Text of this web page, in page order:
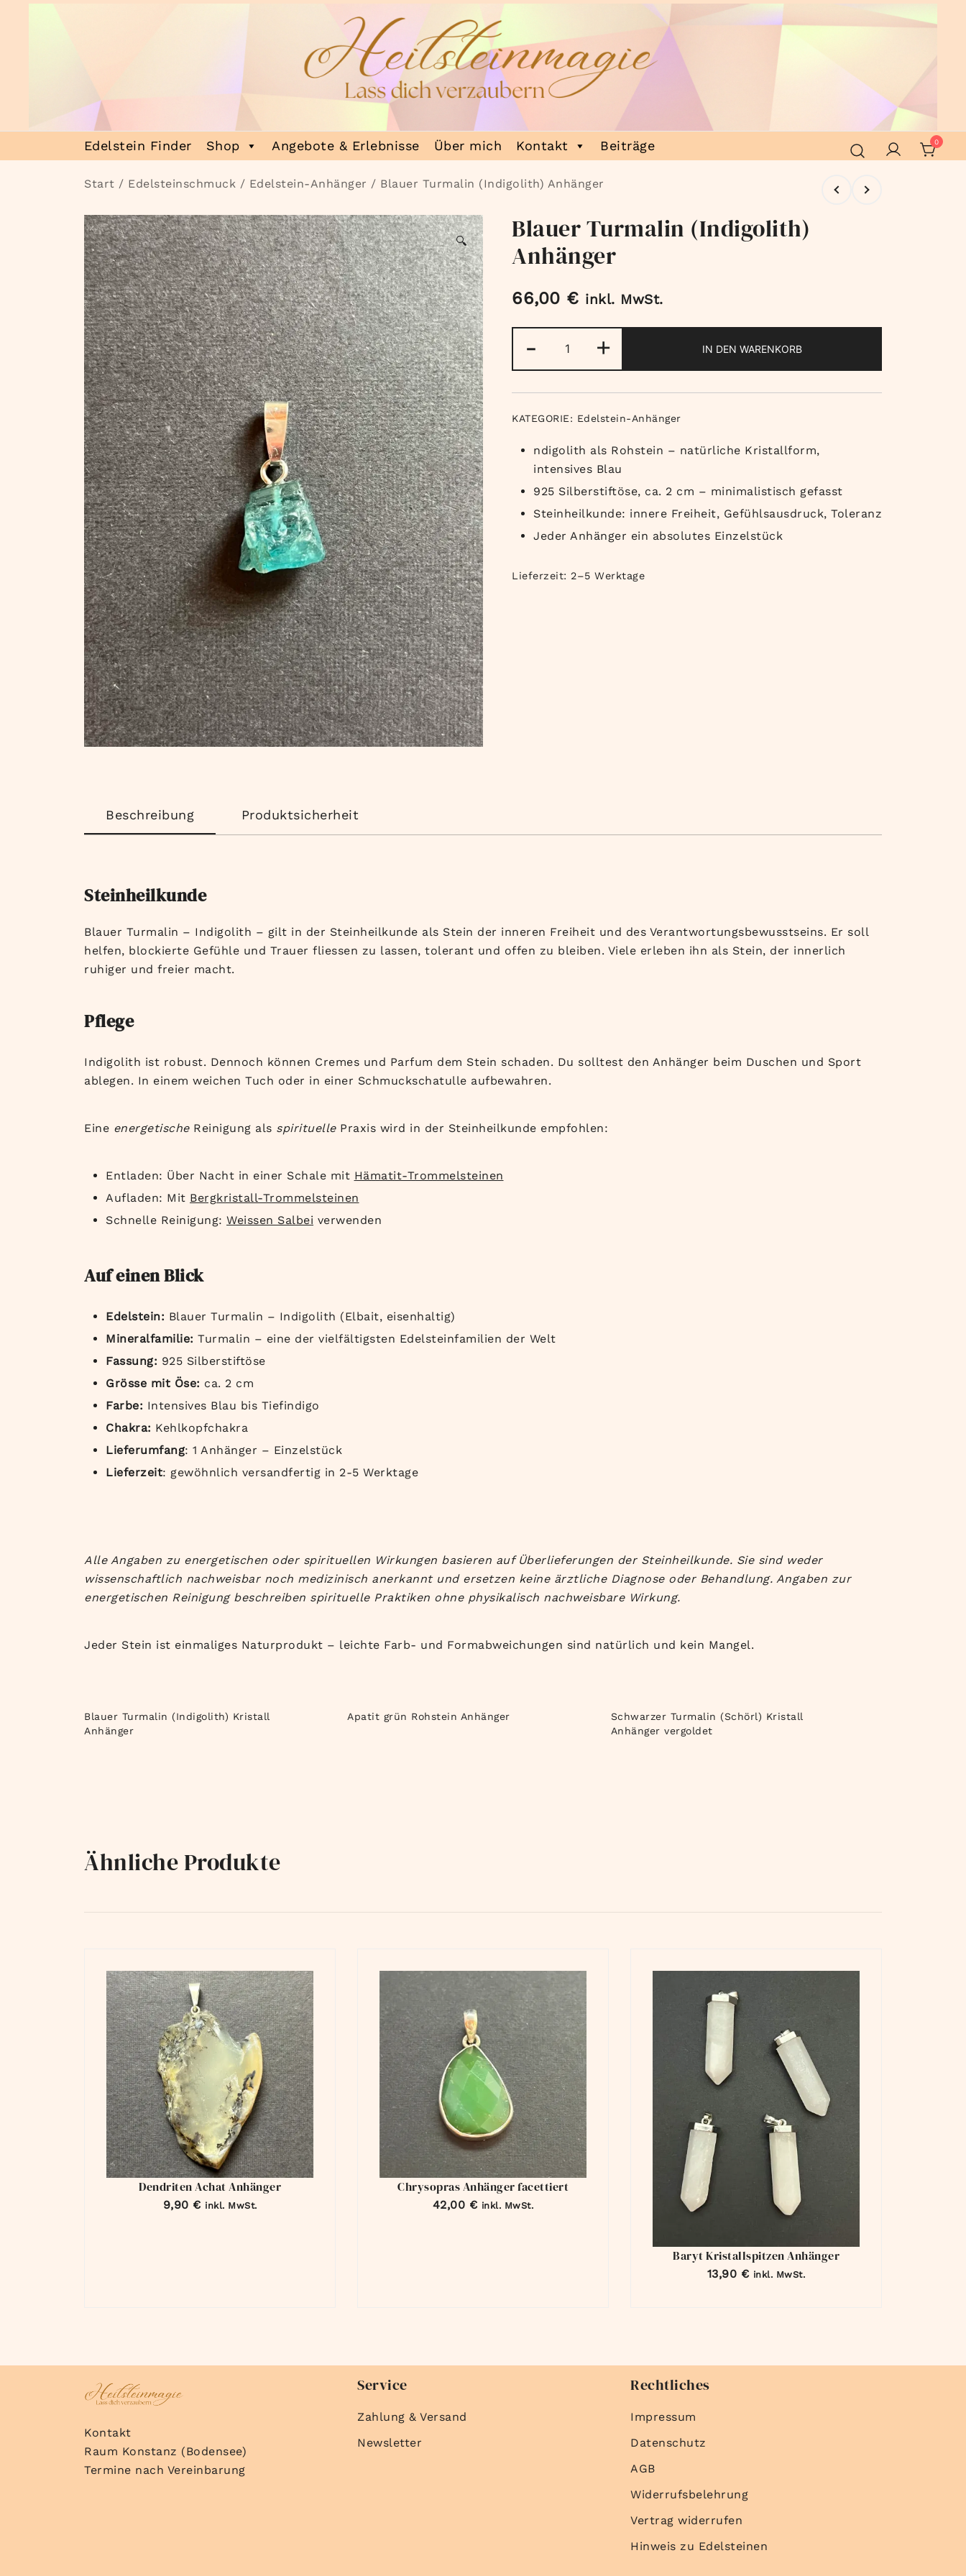
Heilsteinmagie
Lass dich verzaubern
Edelstein Finder Shop Angebote & Erlebnisse Über mich Kontakt Beiträge 0
Start / Edelsteinschmuck / Edelstein-Anhänger / Blauer Turmalin (Indigolith) Anhänger
🔍
Blauer Turmalin (Indigolith)
Anhänger
66,00 € inkl. MwSt.
-
Turmalin
(Indigolith)
Anhänger
Menge
+ IN DEN WARENKORB
KATEGORIE: Edelstein-Anhänger
ndigolith als Rohstein – natürliche Kristallform,
intensives Blau
925 Silberstiftöse, ca. 2 cm – minimalistisch gefasst
Steinheilkunde: innere Freiheit, Gefühlsausdruck, Toleranz
Jeder Anhänger ein absolutes Einzelstück
Lieferzeit: 2–5 Werktage
Beschreibung Produktsicherheit
Steinheilkunde
Blauer Turmalin – Indigolith – gilt in der Steinheilkunde als Stein der inneren Freiheit und des Verantwortungsbewusstseins. Er soll
helfen, blockierte Gefühle und Trauer fliessen zu lassen, tolerant und offen zu bleiben. Viele erleben ihn als Stein, der innerlich
ruhiger und freier macht.
Pflege
Indigolith ist robust. Dennoch können Cremes und Parfum dem Stein schaden. Du solltest den Anhänger beim Duschen und Sport
ablegen. In einem weichen Tuch oder in einer Schmuckschatulle aufbewahren.
Eine energetischeReinigung als spirituellePraxis wird in der Steinheilkunde empfohlen:
Entladen: Über Nacht in einer Schale mit Hämatit-Trommelsteinen
Aufladen: Mit Bergkristall-Trommelsteinen
Schnelle Reinigung: Weissen Salbei verwenden
Auf einen Blick
Edelstein: Blauer Turmalin – Indigolith (Elbait, eisenhaltig)
Mineralfamilie: Turmalin – eine der vielfältigsten Edelsteinfamilien der Welt
Fassung: 925 Silberstiftöse
Grösse mit Öse: ca. 2 cm
Farbe: Intensives Blau bis Tiefindigo
Chakra: Kehlkopfchakra
Lieferumfang: 1 Anhänger – Einzelstück
Lieferzeit: gewöhnlich versandfertig in 2-5 Werktage
Alle Angaben zu energetischen oder spirituellen Wirkungen basieren auf Überlieferungen der Steinheilkunde. Sie sind weder
wissenschaftlich nachweisbar noch medizinisch anerkannt und ersetzen keine ärztliche Diagnose oder Behandlung. Angaben zur
energetischen Reinigung beschreiben spirituelle Praktiken ohne physikalisch nachweisbare Wirkung.
Jeder Stein ist einmaliges Naturprodukt – leichte Farb- und Formabweichungen sind natürlich und kein Mangel.
Blauer Turmalin (Indigolith) Kristall
Anhänger
Apatit grün Rohstein Anhänger
Schwarzer Turmalin (Schörl) Kristall
Anhänger vergoldet
Ähnliche Produkte
Dendriten Achat Anhänger
9,90 € inkl. MwSt.
Chrysopras Anhänger facettiert
42,00 € inkl. MwSt.
Baryt Kristallspitzen Anhänger
13,90 € inkl. MwSt.
Kontakt
Raum Konstanz (Bodensee)
Termine nach Vereinbarung
Service
Zahlung & Versand
Newsletter
Rechtliches
Impressum
Datenschutz
AGB
Widerrufsbelehrung
Vertrag widerrufen
Hinweis zu Edelsteinen